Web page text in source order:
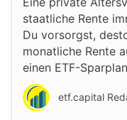
staatliche Rente
Du vorsorgst,
monatliche Rente
einen ETF-
etf.capital